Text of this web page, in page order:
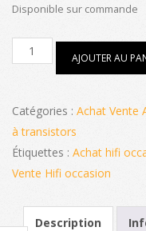
Disponible sur commande
quantité
Amplificateur
TA-
5650
AJOUTER AU
Catégories : Achat Vente
à transistors
Étiquettes : Achat hifi
Vente Hifi occasion
Description